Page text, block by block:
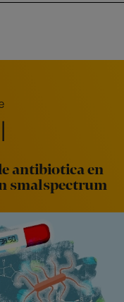
antibiotica en
smalspectrum